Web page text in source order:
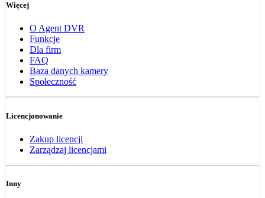
Więcej
O Agent DVR
Funkcje
Dla firm
FAQ
Baza danych kamery
Społeczność
Licencjonowanie
Zakup licencji
Zarządzaj licencjami
Inny